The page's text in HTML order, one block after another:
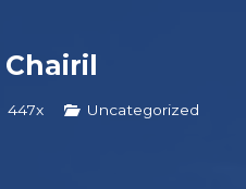
447x Uncategorized